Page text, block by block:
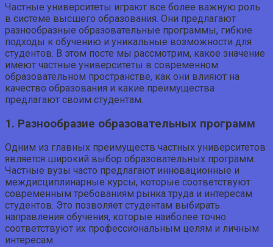
Частные университеты играют все более важную роль
в системе высшего образования. Они предлагают
разнообразные образовательные программы, гибкие
подходы к обучению и уникальные возможности для
студентов. В этом посте мы рассмотрим, какое значение
имеют частные университеты в современном
образовательном пространстве, как они влияют на
качество образования и какие преимущества
предлагают своим студентам.
1. Разнообразие образовательных программ
Одним из главных преимуществ частных университетов
является широкий выбор образовательных программ.
Частные вузы часто предлагают инновационные и
междисциплинарные курсы, которые соответствуют
современным требованиям рынка труда и интересам
студентов. Это позволяет студентам выбирать
направления обучения, которые наиболее точно
соответствуют их профессиональным целям и личным
интересам.